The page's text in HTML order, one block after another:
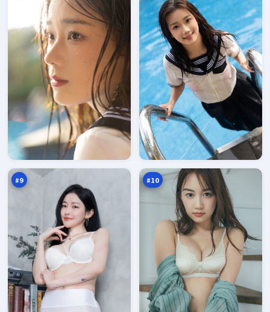
#9
逆
光
务
94
万
#10
极
限
浮
生
记
93
万